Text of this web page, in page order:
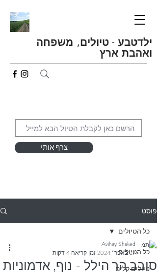
ילדטבע - טיולים, משפחה
ואהבת ארץ
צרף אותי
פוסט
כל הטיולים
טיולים קלים
כל הטיולים
סובב הר הילל - נוף, אדמוניות
Avihay Shaked
27 באפר׳ 2024
זמן קריאה 4 דקות